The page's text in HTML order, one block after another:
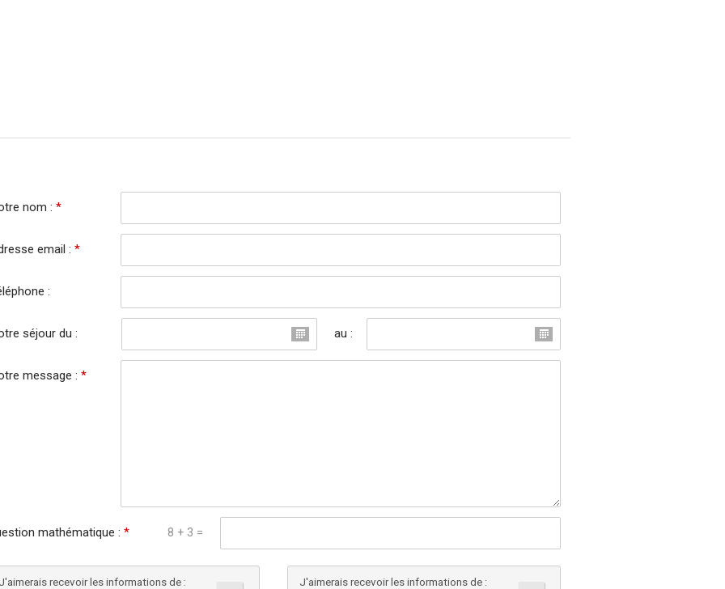
nom :*
email :*
:
séjour du : au :
message :*
mathématique : * 8 + 3 =
recevoir les informations de :
J'aimerais recevoir les informations de :